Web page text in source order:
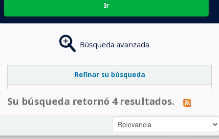
Ir
Búsqueda avanzada
Refinar su búsqueda
Su búsqueda retornó 4 resultados.